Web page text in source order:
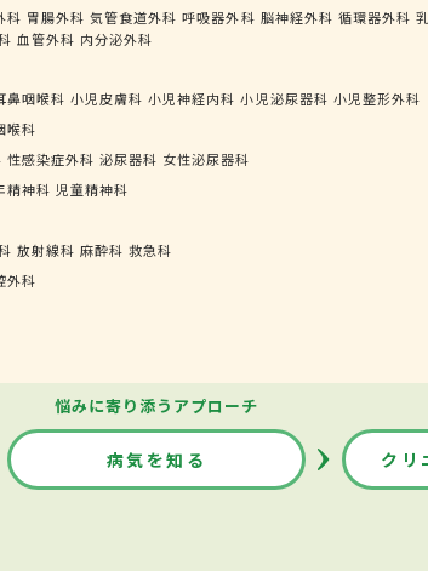
科 胃腸外科 気管食道外科 呼吸器外科 脳神経外科 循環器外科
血管外科 内分泌外科
鼻咽喉科 小児皮膚科 小児神経内科 小児泌尿器科 小児整形外科
喉科
性感染症外科 泌尿器科 女性泌尿器科
精神科 児童精神科
放射線科 麻酔科 救急科
外科
悩みに寄り添うアプローチ
病気を知る クリ